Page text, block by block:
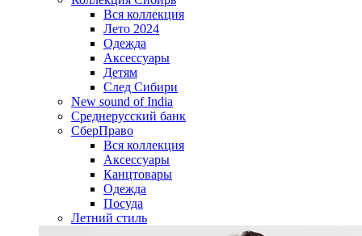
Вся коллекция
Лето 2024
Одежда
Аксессуары
Детям
След Сибири
New sound of India
Среднерусский банк
СберПраво
Вся коллекция
Аксессуары
Канцтовары
Одежда
Посуда
Летний стиль